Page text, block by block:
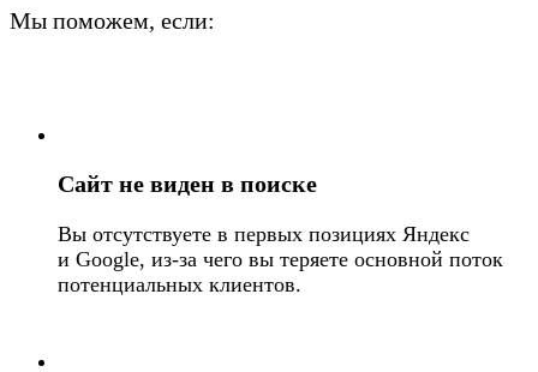
Мы поможем, если:
Сайт не виден в поиске
Вы отсутствуете в первых позициях Яндекс
и Google, из-за чего вы теряете основной поток
потенциальных клиентов.